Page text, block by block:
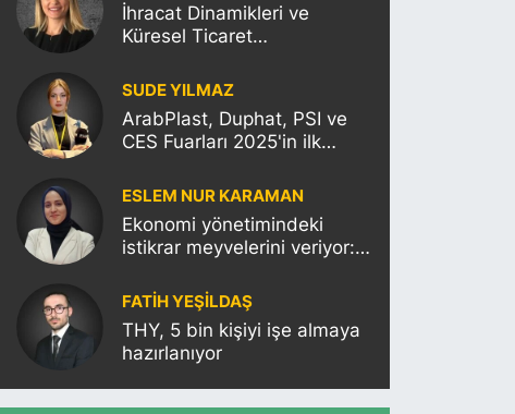
İhracat Dinamikleri ve
Küresel Ticaret
Etkisi
SUDE YILMAZ
ArabPlast, Duphat, PSI ve
CES Fuarları 2025'in ilk
vuracak
ESLEM NUR KARAMAN
Ekonomi yönetimindeki
istikrar meyvelerini veriyor:
notunu yükseltti!
FATIH YEŞİLDAŞ
THY, 5 bin kişiyi işe almaya
hazırlanıyor